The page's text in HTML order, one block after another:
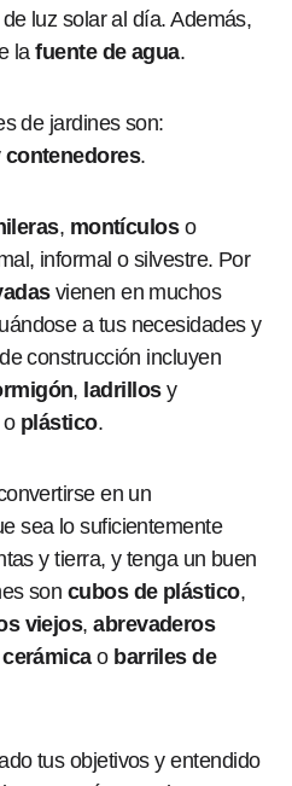
luz solar al día. Además,
lafuente de agua.
de jardines son:
contenedores.
, montículoso
informal o silvestre. Por
vienen en muchos
a tus necesidades y
construcción incluyen
, ladrillosy
o plástico.
en un
sea lo suficientemente
y tierra, y tenga un buen
son cubos de plástico,
viejos,abrevaderos
o barriles de
tus objetivos y entendido